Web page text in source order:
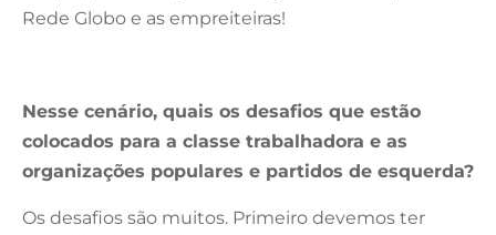
Rede Globo e as empreiteiras!
Nesse cenário, quais os desafios que estão
colocados para a classe trabalhadora e as
organizações populares e partidos de esquerda?
Os desafios são muitos. Primeiro devemos ter